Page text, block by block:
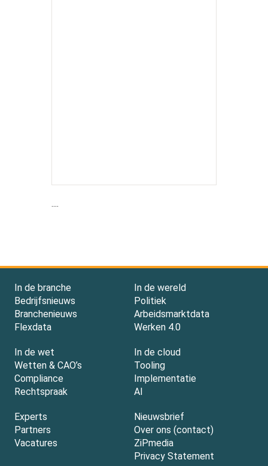
....
In de branche
Bedrijfsnieuws
Branchenieuws
Flexdata
In de wereld
Politiek
Arbeidsmarktdata
Werken 4.0
In de wet
Wetten & CAO’s
Compliance
Rechtspraak
In de cloud
Tooling
Implementatie
AI
Experts
Partners
Vacatures
Nieuwsbrief
Over ons (contact)
ZiPmedia
Privacy Statement